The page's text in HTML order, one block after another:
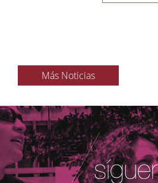
Más Noticias